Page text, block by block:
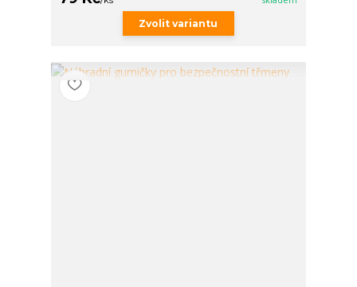
Zvolit variantu